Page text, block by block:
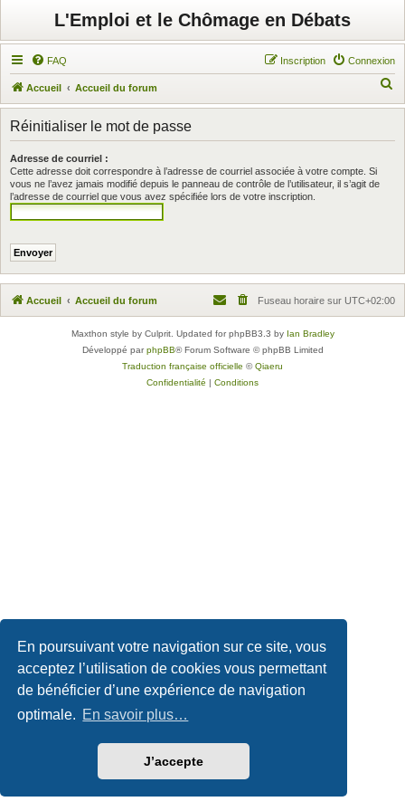
En poursuivant votre navigation sur ce site, vous
acceptez l’utilisation de cookies vous permettant
de bénéficier d’une expérience de navigation
optimale. En savoir plus…
J’accepte
L'Emploi et le Chômage en Débats
FAQ Connexion
Inscription
Accueil Accueil du forum
e
r
Réinitialiser le mot de passe
Adresse de courriel :
Cette adresse doit correspondre à l’adresse de courriel associée à votre compte. Si
vous ne l’avez jamais modifié depuis le panneau de contrôle de l’utilisateur, il s’agit de
l’adresse de courriel que vous avez spécifiée lors de votre inscription.
Accueil Accueil du forum Fuseau horaire sur UTC+02:00
Maxthon style by Culprit. Updated for phpBB3.3 by Ian Bradley
Développé parphpBB® Forum Software © phpBB Limited
Traduction française officielle ©Qiaeru
Confidentialité | Conditions